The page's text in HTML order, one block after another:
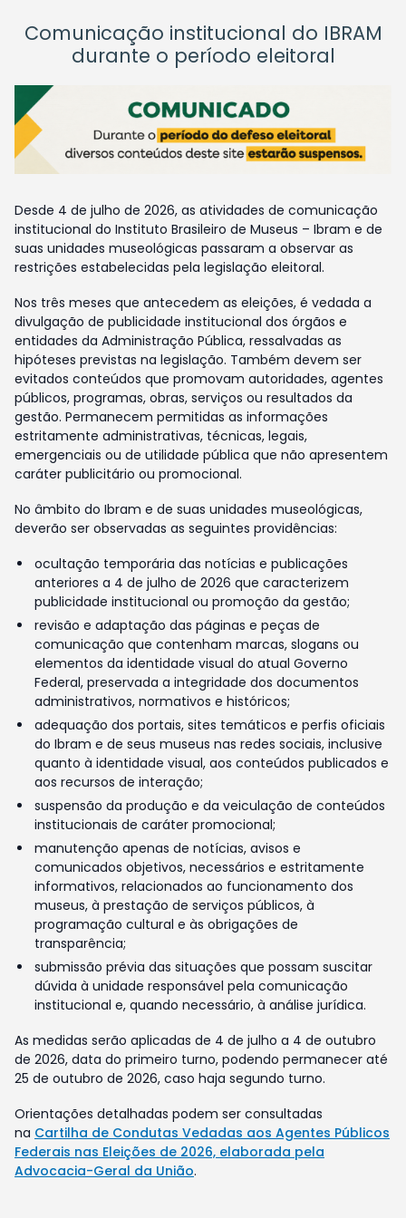
Comunicação institucional do IBRAM
durante o período eleitoral
Desde 4 de julho de 2026, as atividades de comunicação
institucional do Instituto Brasileiro de Museus – Ibram e de
suas unidades museológicas passaram a observar as
restrições estabelecidas pela legislação eleitoral.
Nos três meses que antecedem as eleições, é vedada a
divulgação de publicidade institucional dos órgãos e
entidades da Administração Pública, ressalvadas as
hipóteses previstas na legislação. Também devem ser
evitados conteúdos que promovam autoridades, agentes
públicos, programas, obras, serviços ou resultados da
gestão. Permanecem permitidas as informações
estritamente administrativas, técnicas, legais,
emergenciais ou de utilidade pública que não apresentem
caráter publicitário ou promocional.
No âmbito do Ibram e de suas unidades museológicas,
deverão ser observadas as seguintes providências:
ocultação temporária das notícias e publicações
anteriores a 4 de julho de 2026 que caracterizem
publicidade institucional ou promoção da gestão;
revisão e adaptação das páginas e peças de
comunicação que contenham marcas, slogans ou
elementos da identidade visual do atual Governo
Federal, preservada a integridade dos documentos
administrativos, normativos e históricos;
adequação dos portais, sites temáticos e perfis oficiais
do Ibram e de seus museus nas redes sociais, inclusive
quanto à identidade visual, aos conteúdos publicados e
aos recursos de interação;
suspensão da produção e da veiculação de conteúdos
institucionais de caráter promocional;
manutenção apenas de notícias, avisos e
comunicados objetivos, necessários e estritamente
informativos, relacionados ao funcionamento dos
museus, à prestação de serviços públicos, à
programação cultural e às obrigações de
transparência;
submissão prévia das situações que possam suscitar
dúvida à unidade responsável pela comunicação
institucional e, quando necessário, à análise jurídica.
As medidas serão aplicadas de 4 de julho a 4 de outubro
de 2026, data do primeiro turno, podendo permanecer até
25 de outubro de 2026, caso haja segundo turno.
Orientações detalhadas podem ser consultadas
na Cartilha de Condutas Vedadas aos Agentes Públicos
Federais nas Eleições de 2026, elaborada pela
Advocacia-Geral da União.